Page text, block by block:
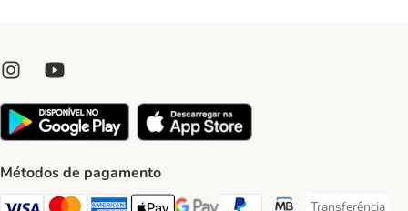
Métodos de pagamento
Transferência